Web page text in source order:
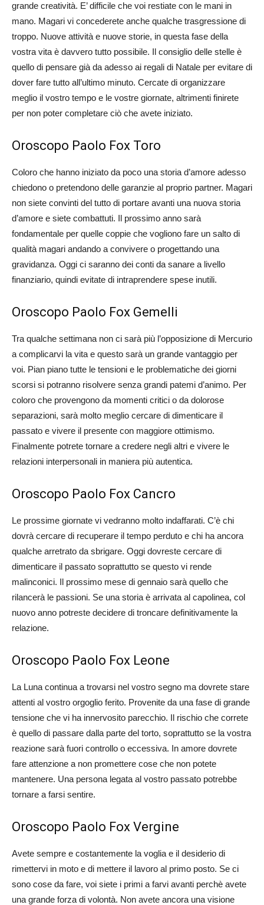
grande creatività. E’ difficile che voi restiate con le mani in
mano. Magari vi concederete anche qualche trasgressione di
troppo. Nuove attività e nuove storie, in questa fase della
vostra vita è davvero tutto possibile. Il consiglio delle stelle è
quello di pensare già da adesso ai regali di Natale per evitare di
dover fare tutto all’ultimo minuto. Cercate di organizzare
meglio il vostro tempo e le vostre giornate, altrimenti finirete
per non poter completare ciò che avete iniziato.
Oroscopo Paolo Fox Toro
Coloro che hanno iniziato da poco una storia d’amore adesso
chiedono o pretendono delle garanzie al proprio partner. Magari
non siete convinti del tutto di portare avanti una nuova storia
d’amore e siete combattuti. Il prossimo anno sarà
fondamentale per quelle coppie che vogliono fare un salto di
qualità magari andando a convivere o progettando una
gravidanza. Oggi ci saranno dei conti da sanare a livello
finanziario, quindi evitate di intraprendere spese inutili.
Oroscopo Paolo Fox Gemelli
Tra qualche settimana non ci sarà più l’opposizione di Mercurio
a complicarvi la vita e questo sarà un grande vantaggio per
voi. Pian piano tutte le tensioni e le problematiche dei giorni
scorsi si potranno risolvere senza grandi patemi d’animo. Per
coloro che provengono da momenti critici o da dolorose
separazioni, sarà molto meglio cercare di dimenticare il
passato e vivere il presente con maggiore ottimismo.
Finalmente potrete tornare a credere negli altri e vivere le
relazioni interpersonali in maniera più autentica.
Oroscopo Paolo Fox Cancro
Le prossime giornate vi vedranno molto indaffarati. C’è chi
dovrà cercare di recuperare il tempo perduto e chi ha ancora
qualche arretrato da sbrigare. Oggi dovreste cercare di
dimenticare il passato soprattutto se questo vi rende
malinconici. Il prossimo mese di gennaio sarà quello che
rilancerà le passioni. Se una storia è arrivata al capolinea, col
nuovo anno potreste decidere di troncare definitivamente la
relazione.
Oroscopo Paolo Fox Leone
La Luna continua a trovarsi nel vostro segno ma dovrete stare
attenti al vostro orgoglio ferito. Provenite da una fase di grande
tensione che vi ha innervosito parecchio. Il rischio che correte
è quello di passare dalla parte del torto, soprattutto se la vostra
reazione sarà fuori controllo o eccessiva. In amore dovrete
fare attenzione a non promettere cose che non potete
mantenere. Una persona legata al vostro passato potrebbe
tornare a farsi sentire.
Oroscopo Paolo Fox Vergine
Avete sempre e costantemente la voglia e il desiderio di
rimettervi in moto e di mettere il lavoro al primo posto. Se ci
sono cose da fare, voi siete i primi a farvi avanti perchè avete
una grande forza di volontà. Non avete ancora una visione